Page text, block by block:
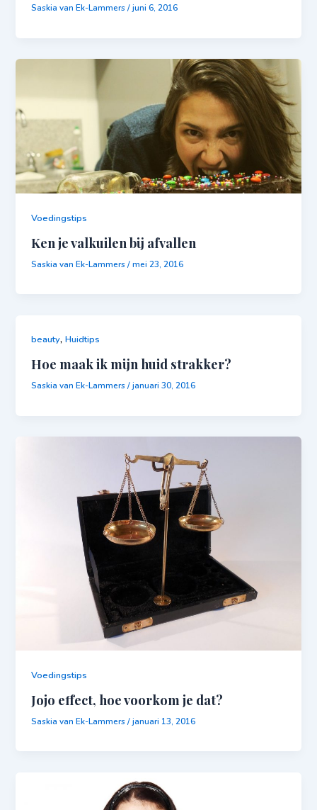
Saskia van Ek-Lammers/juni 6, 2016
Voedingstips
Ken je valkuilen bij afvallen
Saskia van Ek-Lammers/mei 23, 2016
beauty,Huidtips
Hoe maak ik mijn huid strakker?
Saskia van Ek-Lammers/januari 30, 2016
Voedingstips
Jojo effect, hoe voorkom je dat?
Saskia van Ek-Lammers/januari 13, 2016